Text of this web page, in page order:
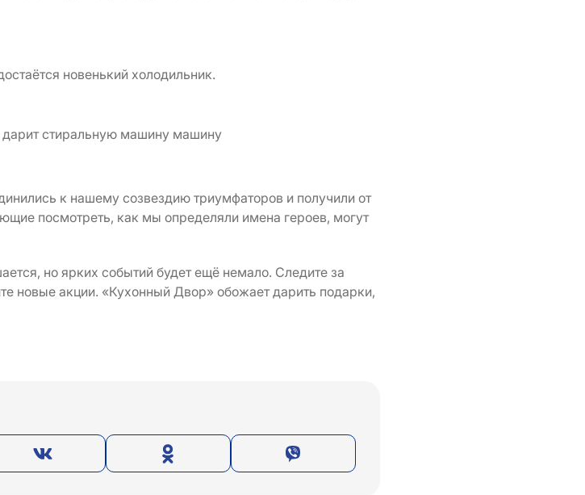
новенький холодильник.
стиральную машину машину
к нашему созвездию триумфаторов и получили от
посмотреть, как мы определяли имена героев, могут
но ярких событий будет ещё немало. Следите за
новые акции. «Кухонный Двор» обожает дарить подарки,